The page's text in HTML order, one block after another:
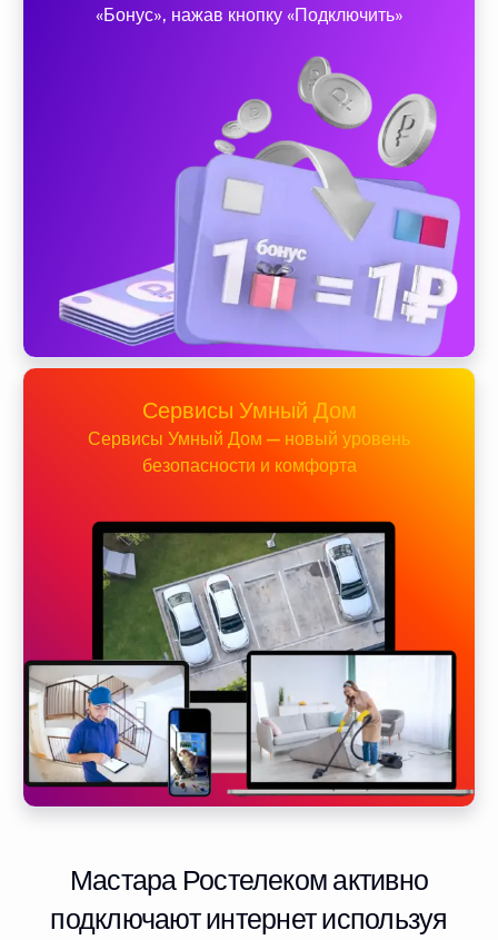
«Бонус», нажав кнопку «Подключить»
Сервисы Умный Дом
Сервисы Умный Дом — новый уровень
безопасности и комфорта
Мастара Ростелеком активно
подключают интернет используя